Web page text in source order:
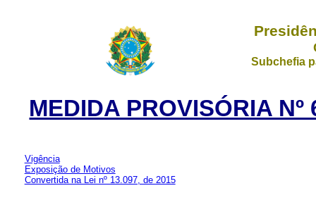
Subchefia
MEDIDA PROVISÓRIA
Vigência
Exposição de Motivos
Convertida na Lei nº 13.097, de 2015